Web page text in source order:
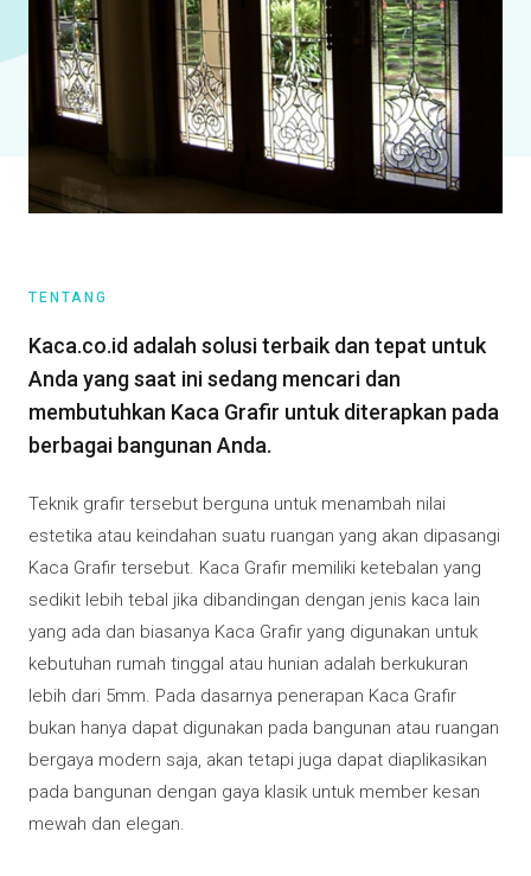
TENTANG
Kaca.co.id adalah solusi terbaik dan tepat untuk
Anda yang saat ini sedang mencari dan
membutuhkan Kaca Grafir untuk diterapkan pada
berbagai bangunan Anda.
Teknik grafir tersebut berguna untuk menambah nilai
estetika atau keindahan suatu ruangan yang akan dipasangi
Kaca Grafir tersebut. Kaca Grafir memiliki ketebalan yang
sedikit lebih tebal jika dibandingan dengan jenis kaca lain
yang ada dan biasanya Kaca Grafir yang digunakan untuk
kebutuhan rumah tinggal atau hunian adalah berkukuran
lebih dari 5mm. Pada dasarnya penerapan Kaca Grafir
bukan hanya dapat digunakan pada bangunan atau ruangan
bergaya modern saja, akan tetapi juga dapat diaplikasikan
pada bangunan dengan gaya klasik untuk member kesan
mewah dan elegan.